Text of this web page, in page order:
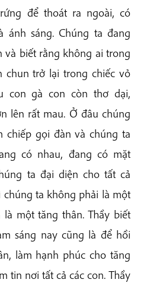
để thoát ra ngoài, có
ánh sáng. Chúng ta đang
và biết rằng không ai trong
chun trở lại trong chiếc vỏ
con gà con còn thơ dại,
lên rất mau. Ở đâu chúng
chiếp gọi đàn và chúng ta
có nhau, đang có mặt
ta đại diện cho tất cả
ta không phải là một
một tăng thân. Thầy biết
sáng nay cũng là để hồi
làm hạnh phúc cho tăng
tin nơi tất cả các con. Thầy